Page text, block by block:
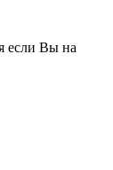
если Вы на